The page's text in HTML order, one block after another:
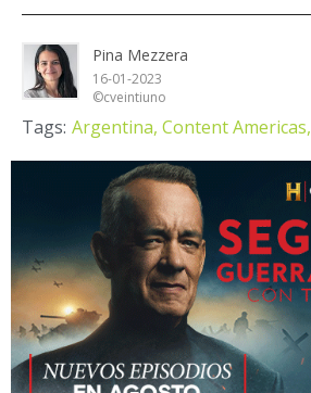
Pina Mezzera
16-01-2023
©cveintiuno
Tags: Argentina, Content Americas,